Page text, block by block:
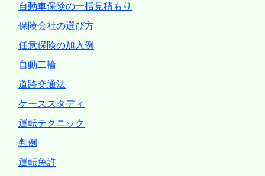
自動車保険の一括見積もり
保険会社の選び方
任意保険の加入例
自動二輪
道路交通法
ケーススタディ
運転テクニック
判例
運転免許